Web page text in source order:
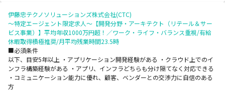
伊藤忠テクノソリューションズ株式会社(CTC)
～特定エージェント限定求人～【開発分野・アーキテクト（リテール＆サー
ビス事業）】平均年収1000万円超！／ワーク・ライフ・バランス重視/有給
休暇取得積極推奨/月平均残業時間23.5時
■必須条件
以下、目安5年以上 ・アプリケーション開発経験がある ・クラウド上でのイ
ンフラ構築経験がある ・アプリ、インフラどちらも分け隔てなく対応できる
・コミュニケーション能力に優れ、顧客、ベンダーとの交渉力に自信のある
方